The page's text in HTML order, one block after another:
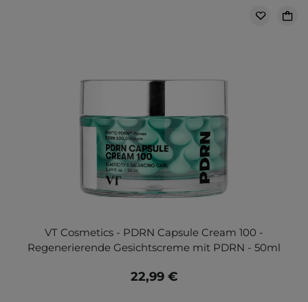
VT Cosmetics - PDRN Capsule Cream 100 -
Regenerierende Gesichtscreme mit PDRN - 50ml
22,99 €